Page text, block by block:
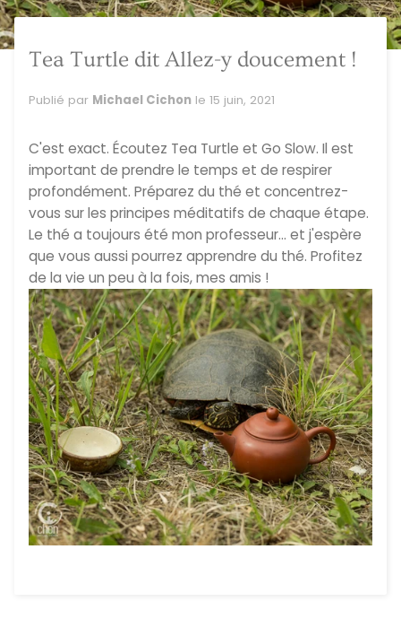
Tea Turtle dit Allez-y doucement !
Publié par Michael Cichon le 15 juin, 2021
C'est exact. Écoutez Tea Turtle et Go Slow. Il est
important de prendre le temps et de respirer
profondément. Préparez du thé et concentrez-
vous sur les principes méditatifs de chaque étape.
Le thé a toujours été mon professeur... et j'espère
que vous aussi pourrez apprendre du thé. Profitez
de la vie un peu à la fois, mes amis !